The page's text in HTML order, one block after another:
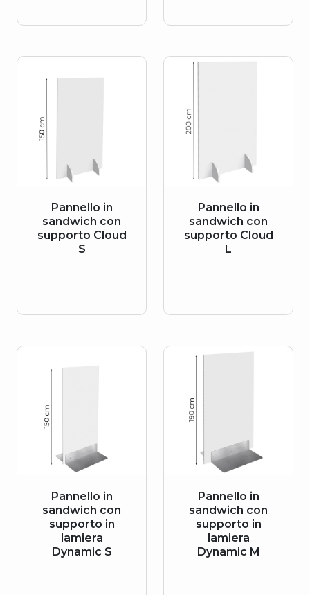
Pannello in
sandwich con
supporto Cloud
S
Pannello in
sandwich con
supporto Cloud
L
Pannello in
sandwich con
supporto in
lamiera
Dynamic S
Pannello in
sandwich con
supporto in
lamiera
Dynamic M